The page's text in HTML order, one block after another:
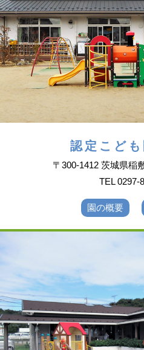
認定こども
〒300-1412 茨城県稲
TEL 0297-
園の概要